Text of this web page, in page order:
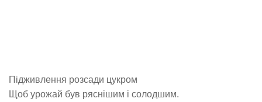
Підживлення розсади цукром
Щоб урожай був ряснішим і солодшим.